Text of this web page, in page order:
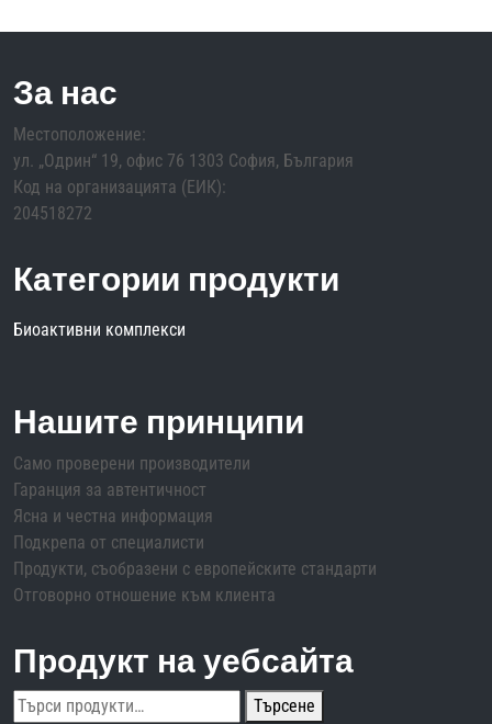
За нас
Местоположение:
ул. „Одрин“ 19, офис 76 1303 София, България
Код на организацията (ЕИК):
204518272
Категории продукти
Биоактивни комплекси
Нашите принципи
Само проверени производители
Гаранция за автентичност
Ясна и честна информация
Подкрепа от специалисти
Продукти, съобразени с европейските стандарти
Отговорно отношение към клиента
Продукт на уебсайта
Търсене
Търсене